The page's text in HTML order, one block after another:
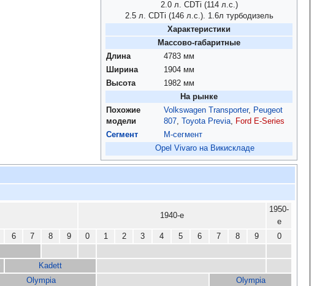
2.0 л. CDTi (114 л.с.)
2.5 л. CDTi (146 л.с.). 1.6л турбодизель
Характеристики
Массово-габаритные
Длина
4783 мм
Ширина
1904 мм
Высота
1982 мм
На рынке
Похожие
модели
Volkswagen Transporter, Peugeot
807, Toyota Previa, Ford E-Series
Сегмент
M-сегмент
Opel Vivaro на Викискладе
1940-е
1950-
е
6 7 8 9 0 1 2 3 4 5 6 7 8 9 0
Kadett
Olympia
Olympia